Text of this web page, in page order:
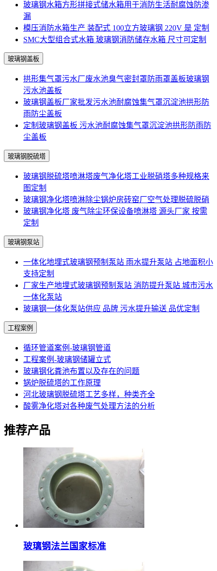
玻璃钢水箱方形拼接式储水箱用于消防生活耐腐蚀防渗
漏
模压消防水箱生产 装配式 100立方玻璃钢 220V 是 定制
SMC大型组合式水箱 玻璃钢消防储存水箱 尺寸可定制
玻璃钢盖板
拱形集气罩污水厂废水池臭气密封罩防雨罩盖板玻璃钢
污水池盖板
玻璃钢盖板厂家批发污水池耐腐蚀集气罩沉淀池拱形防
雨防尘盖板
定制玻璃钢盖板 污水池耐腐蚀集气罩沉淀池拱形防雨防
尘盖板
玻璃钢脱硫塔
玻璃钢脱硫塔喷淋塔废气净化塔工业脱硝塔多种规格来
图定制
玻璃钢净化塔喷淋除尘锅炉房砖窑厂空气处理脱硫脱硝
玻璃钢净化塔 废气除尘环保设备喷淋塔 源头厂家 按需
定制
玻璃钢泵站
一体化地埋式玻璃钢预制泵站 雨水提升泵站 占地面积小
支持定制
厂家生产地埋式玻璃钢预制泵站 消防提升泵站 城市污水
一体化泵站
玻璃钢一体化泵站供应 品牌 污水提升输送 品优定制
工程案例
循环管道案例-玻璃钢管道
工程案例-玻璃钢储罐立式
玻璃钢化粪池布置以及存在的问题
锅炉脱硫塔的工作原理
河北玻璃钢脱硫塔工艺多样，种类齐全
酸雾净化塔对各种废气处理方法的分析
推荐产品
玻璃钢法兰国家标准